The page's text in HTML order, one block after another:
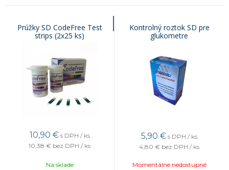
Prúžky SD CodeFree Test
strips (2x25 ks)
10,90 € s DPH / ks
10,38 € bez DPH / ks
Na sklade
Kontrolný roztok SD pre
glukometre
5,90 € s DPH / ks
4,80 € bez DPH / ks
Momentálne nedostupné